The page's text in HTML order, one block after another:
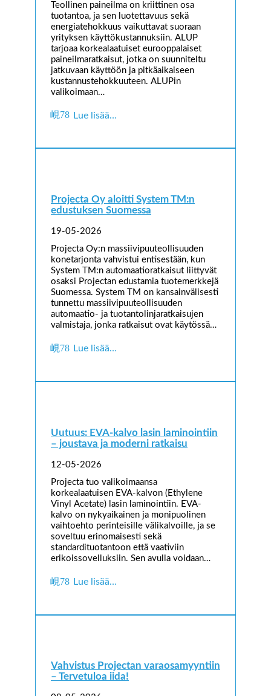
Teollinen paineilma on kriittinen osa
tuotantoa, ja sen luotettavuus sekä
energiatehokkuus vaikuttavat suoraan
yrityksen käyttökustannuksiin. ALUP
tarjoaa korkealaatuiset eurooppalaiset
paineilmaratkaisut, jotka on suunniteltu
jatkuvaan käyttöön ja pitkäaikaiseen
kustannustehokkuuteen. ALUPin
valikoimaan…
Lue lisää…
Projecta Oy aloitti System TM:n
edustuksen Suomessa
19-05-2026
Projecta Oy:n massiivipuuteollisuuden
konetarjonta vahvistui entisestään, kun
System TM:n automaatioratkaisut liittyvät
osaksi Projectan edustamia tuotemerkkejä
Suomessa. System TM on kansainvälisesti
tunnettu massiivipuuteollisuuden
automaatio- ja tuotantolinjaratkaisujen
valmistaja, jonka ratkaisut ovat käytössä…
Lue lisää…
Uutuus: EVA-kalvo lasin laminointiin
– joustava ja moderni ratkaisu
12-05-2026
Projecta tuo valikoimaansa
korkealaatuisen EVA-kalvon (Ethylene
Vinyl Acetate) lasin laminointiin. EVA-
kalvo on nykyaikainen ja monipuolinen
vaihtoehto perinteisille välikalvoille, ja se
soveltuu erinomaisesti sekä
standardituotantoon että vaativiin
erikoissovelluksiin. Sen avulla voidaan…
Lue lisää…
Vahvistus Projectan varaosamyyntiin
– Tervetuloa iida!